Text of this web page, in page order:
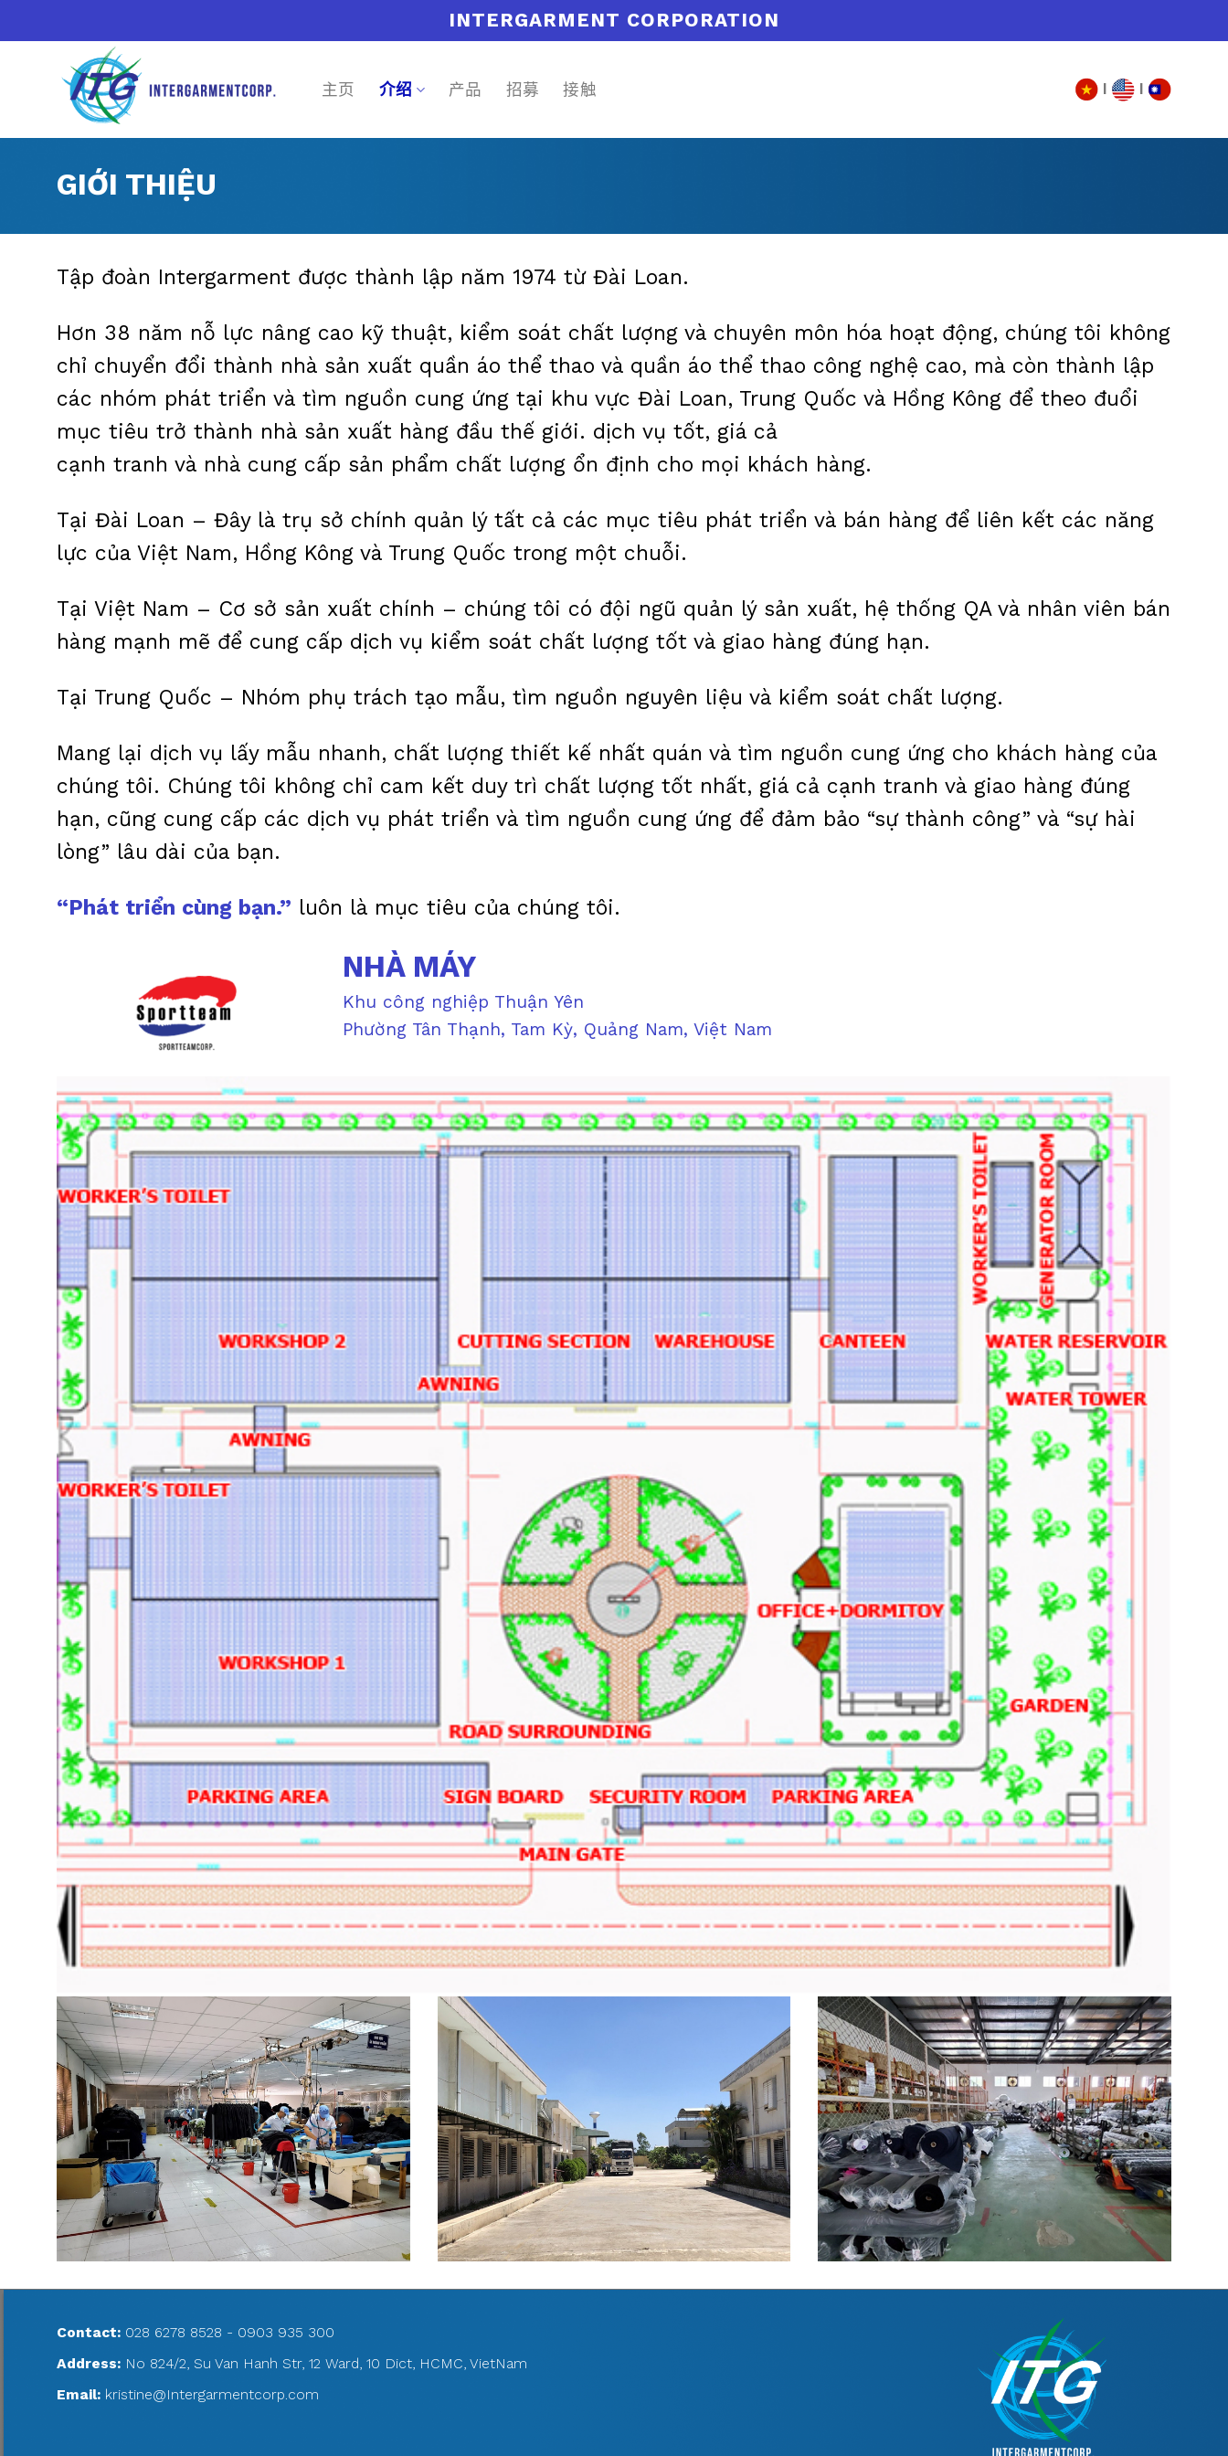
INTERGARMENT CORPORATION
主页 介绍 产品 招募 接触 | |
GIỚI THIỆU
Tập đoàn Intergarment được thành lập năm 1974 từ Đài Loan.
Hơn 38 năm nỗ lực nâng cao kỹ thuật, kiểm soát chất lượng và chuyên môn hóa hoạt động, chúng tôi không
chỉ chuyển đổi thành nhà sản xuất quần áo thể thao và quần áo thể thao công nghệ cao, mà còn thành lập
các nhóm phát triển và tìm nguồn cung ứng tại khu vực Đài Loan, Trung Quốc và Hồng Kông để theo đuổi
mục tiêu trở thành nhà sản xuất hàng đầu thế giới. dịch vụ tốt, giá cả
cạnh tranh và nhà cung cấp sản phẩm chất lượng ổn định cho mọi khách hàng.
Tại Đài Loan – Đây là trụ sở chính quản lý tất cả các mục tiêu phát triển và bán hàng để liên kết các năng
lực của Việt Nam, Hồng Kông và Trung Quốc trong một chuỗi.
Tại Việt Nam – Cơ sở sản xuất chính – chúng tôi có đội ngũ quản lý sản xuất, hệ thống QA và nhân viên bán
hàng mạnh mẽ để cung cấp dịch vụ kiểm soát chất lượng tốt và giao hàng đúng hạn.
Tại Trung Quốc – Nhóm phụ trách tạo mẫu, tìm nguồn nguyên liệu và kiểm soát chất lượng.
Mang lại dịch vụ lấy mẫu nhanh, chất lượng thiết kế nhất quán và tìm nguồn cung ứng cho khách hàng của
chúng tôi. Chúng tôi không chỉ cam kết duy trì chất lượng tốt nhất, giá cả cạnh tranh và giao hàng đúng
hạn, cũng cung cấp các dịch vụ phát triển và tìm nguồn cung ứng để đảm bảo “sự thành công” và “sự hài
lòng” lâu dài của bạn.
“Phát triển cùng bạn.” luôn là mục tiêu của chúng tôi.
NHÀ MÁY
Khu công nghiệp Thuận Yên
Phường Tân Thạnh, Tam Kỳ, Quảng Nam, Việt Nam
Contact: 028 6278 8528 - 0903 935 300
Address: No 824/2, Su Van Hanh Str, 12 Ward, 10 Dict, HCMC, VietNam
Email: kristine@Intergarmentcorp.com